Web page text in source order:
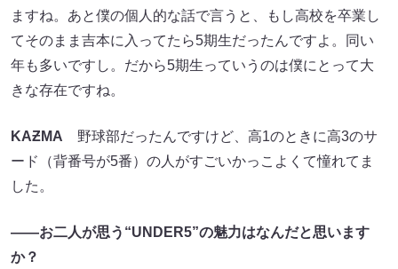
ますね。あと僕の個人的な話で言うと、もし高校を卒業し
てそのまま吉本に入ってたら5期生だったんですよ。同い
年も多いですし。だから5期生っていうのは僕にとって大
きな存在ですね。
KAƵMA 野球部だったんですけど、高1のときに高3のサ
ード（背番号が5番）の人がすごいかっこよくて憧れてま
した。
――お二人が思う“UNDER5”の魅力はなんだと思います
か？